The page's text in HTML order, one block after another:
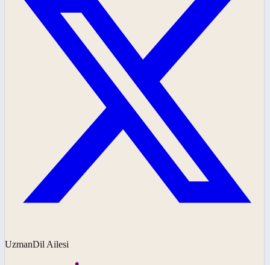
UzmanDil Ailesi